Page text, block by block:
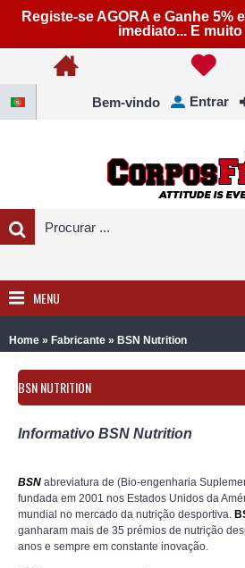
Registe-se AGORA e Ganhe 5%
imediato... E
Bem-vindo Entrar
MENU
Home » Fabricante » BSN Nutrition
BSN NUTRITION
Informativo BSN Nutrition
BSN abreviatura de (Bio-engenharia
fundada em 2001 nos Estados Unidos da
mundial no mercado da nutrição desportiva.
ganharam mais de 35 prémios de nutrição
anos e sempre em constante inovação.